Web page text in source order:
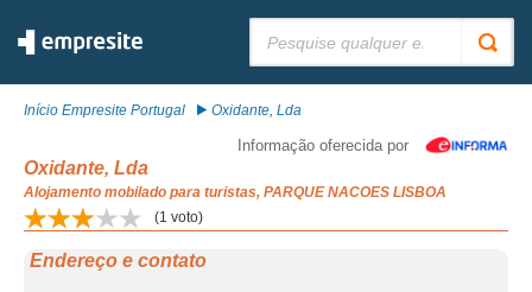
Início Empresite Portugal Oxidante, Lda
Informação oferecida por
Oxidante, Lda
Alojamento mobilado para turistas, PARQUE NACOES LISBOA
(1 voto)
Endereço e contato